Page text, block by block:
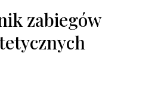
zabiegów